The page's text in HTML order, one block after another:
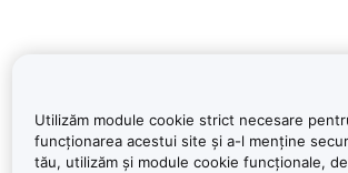
Utilizăm module cookie strict necesare
funcționarea acestui site și a-l menține
tău, utilizăm și module cookie funcționale,